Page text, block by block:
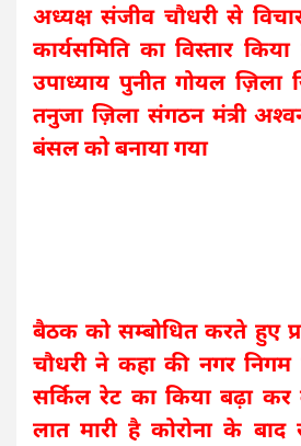
अध्यक्ष संजीव चौधरी से
कार्यसमिति का विस्तार
उपाध्याय पुनीत गोयल ज़िला
तनुजा ज़िला संगठन मंत्री
बंसल को बनाया गया
बैठक को सम्बोधित करते हुए
चौधरी ने कहा की नगर निगम
सर्किल रेट का किया बढ़ा कर
लात मारी है कोरोना के बाद